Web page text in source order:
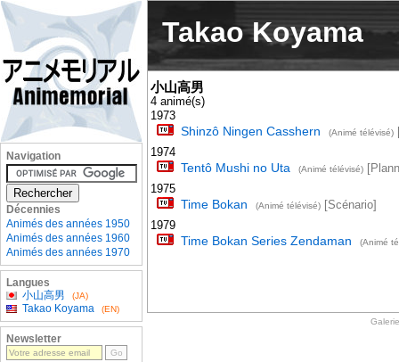
Takao Koyama
小山高男
4 animé(s)
1973
Shinzô Ningen Casshern (Animé télévisé)[
1974
Tentô Mushi no Uta (Animé télévisé)
1975
Time Bokan (Animé télévisé)[Scénario]
1979
Time Bokan Series Zendaman (Animé
Galerie
Navigation
Décennies
Animés des années 1950
Animés des années 1960
Animés des années 1970
Langues
小山高男
(JA)
Takao Koyama (EN)
Newsletter